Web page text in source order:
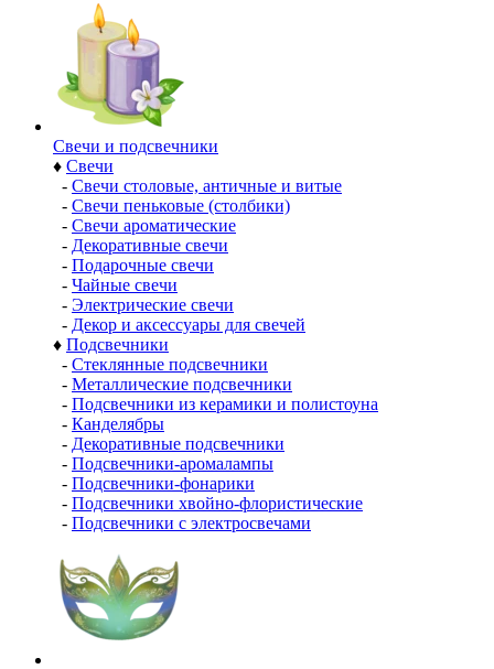
Свечи и подсвечники
♦ Свечи
- Свечи столовые, античные и витые
- Свечи пеньковые (столбики)
- Свечи ароматические
- Декоративные свечи
- Подарочные свечи
- Чайные свечи
- Электрические свечи
- Декор и аксессуары для свечей
♦ Подсвечники
- Стеклянные подсвечники
- Металлические подсвечники
- Подсвечники из керамики и полистоуна
- Канделябры
- Декоративные подсвечники
- Подсвечники-аромалампы
- Подсвечники-фонарики
- Подсвечники хвойно-флористические
- Подсвечники с электросвечами